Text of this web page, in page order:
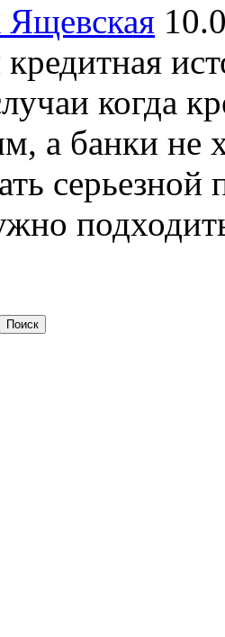
Ящевская
когда
а банки не